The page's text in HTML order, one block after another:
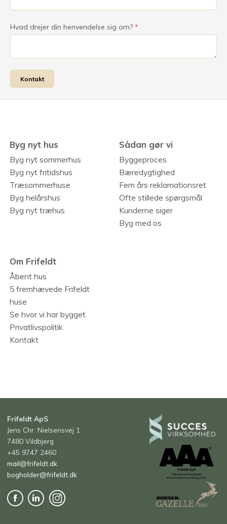
Hvad drejer din henvendelse sig om? *
Kontakt
Byg nyt hus
Byg nyt sommerhus
Byg nyt fritidshus
Træsommerhuse
Byg helårshus
Byg nyt træhus
Sådan gør vi
Byggeproces
Bæredygtighed
Fem års reklamationsret
Ofte stillede spørgsmål
Kunderne siger
Byg med os
Om Frifeldt
Åbent hus
5 fremhævede Frifeldt
huse
Se hvor vi har bygget
Privatlivspolitik
Kontakt
Frifeldt ApS
Jens Chr. Nielsensvej 1
7480 Vildbjerg
+45 9747 2460
mail@frifeldt.dk
bogholder@frifeldt.dk